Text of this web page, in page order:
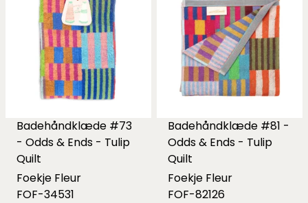
Badehåndklæde #73
- Odds & Ends - Tulip
Quilt
Foekje Fleur
FOF-34531
Badehåndklæde #81 -
Odds & Ends - Tulip
Quilt
Foekje Fleur
FOF-82126